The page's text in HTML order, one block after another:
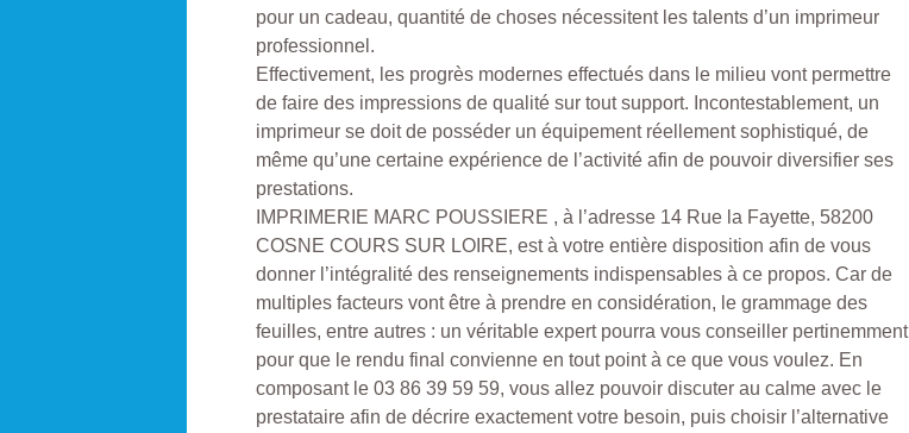
pour un cadeau, quantité de choses nécessitent les talents d’un imprimeur
professionnel.
Effectivement, les progrès modernes effectués dans le milieu vont permettre
de faire des impressions de qualité sur tout support. Incontestablement, un
imprimeur se doit de posséder un équipement réellement sophistiqué, de
même qu’une certaine expérience de l’activité afin de pouvoir diversifier ses
prestations.
IMPRIMERIE MARC POUSSIERE , à l’adresse 14 Rue la Fayette, 58200
COSNE COURS SUR LOIRE, est à votre entière disposition afin de vous
donner l’intégralité des renseignements indispensables à ce propos. Car de
multiples facteurs vont être à prendre en considération, le grammage des
feuilles, entre autres : un véritable expert pourra vous conseiller pertinemment
pour que le rendu final convienne en tout point à ce que vous voulez. En
composant le 03 86 39 59 59, vous allez pouvoir discuter au calme avec le
prestataire afin de décrire exactement votre besoin, puis choisir l’alternative